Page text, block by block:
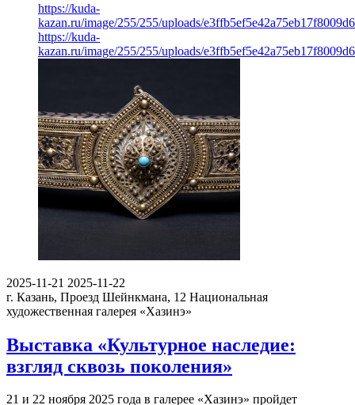
https://kuda-
kazan.ru/image/255/255/uploads/
https://kuda-
kazan.ru/image/255/255/uploads/
2025-11-21 2025-11-22
г. Казань, Проезд Шейнкмана, 12 Национальная
художественная галерея «Хазинэ»
Выставка «Культурное наследие:
взгляд сквозь поколения»
21 и 22 ноября 2025 года в галерее «Хазинэ» пройдет